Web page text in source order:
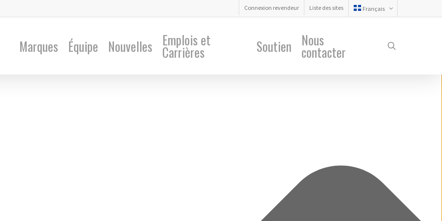
Connexion revendeur Liste des sites Français
Marques Équipe Nouvelles Emplois et
Carrières Soutien Nous
contacter